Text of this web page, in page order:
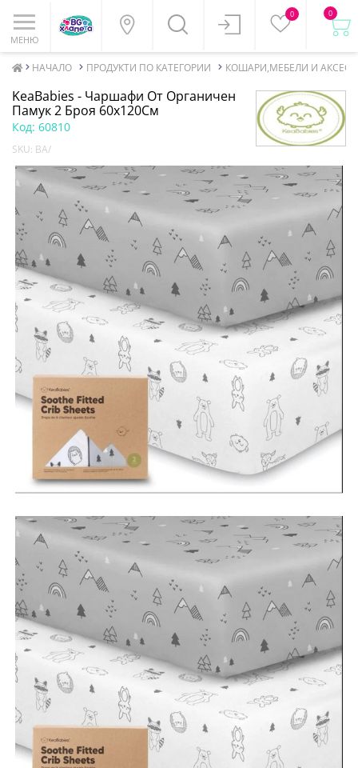
МЕНЮ
0 0
НАЧАЛО ПРОДУКТИ ПО КАТЕГОРИИ КОШАРИ,МЕБЕЛИ И
KeaBabies - Чаршафи От Органичен
Памук 2 Броя 60х120См
Код: 60810
SKU: BA/